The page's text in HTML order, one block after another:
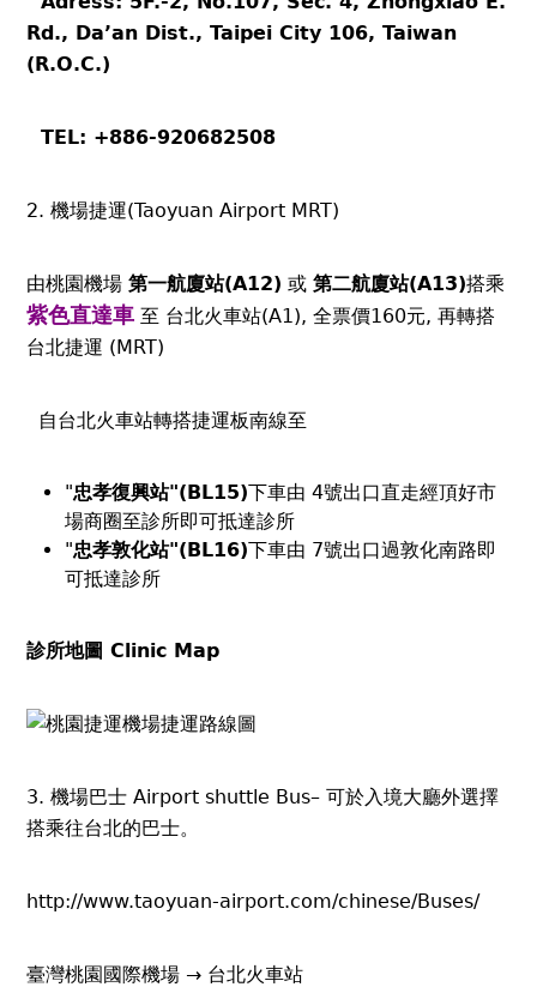
Rd., Da’an Dist., Taipei City 106, Taiwan
(R.O.C.)
TEL: +886-920682508
2. 機場捷運(Taoyuan Airport MRT)
由桃園機場 第一航廈站(A12) 或 第二航廈站(A13)搭乘
紫色直達車 至 台北火車站(A1), 全票價160元, 再轉搭
台北捷運 (MRT)
自台北火車站轉搭捷運板南線至
"忠孝復興站"(BL15)下車由 4號出口直走經頂好市
場商圈至診所即可抵達診所
"忠孝敦化站"(BL16)下車由 7號出口過敦化南路即
可抵達診所
診所地圖 Clinic Map
3. 機場巴士 Airport shuttle Bus– 可於入境大廳外選擇
搭乘往台北的巴士。
http://www.taoyuan-airport.com/chinese/Buses/
臺灣桃園國際機場 → 台北火車站